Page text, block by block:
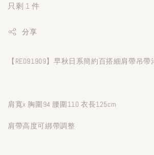
只剩 1 件
分享
【RE091909】早秋日系簡約百搭細肩帶吊帶
肩寬x 胸圍94 腰圍110 衣長125cm
肩帶高度可綁帶調整